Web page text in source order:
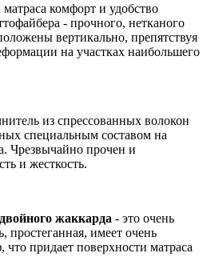
комфорт и удобство
- прочного, нетканого
вертикально, препятствуя
на участках наибольшего
из спрессованных волокон
специальным составом на
Чрезвычайно прочен и
и жесткость.
двойного жаккарда - это очень
простеганная, имеет очень
придает поверхности матраса